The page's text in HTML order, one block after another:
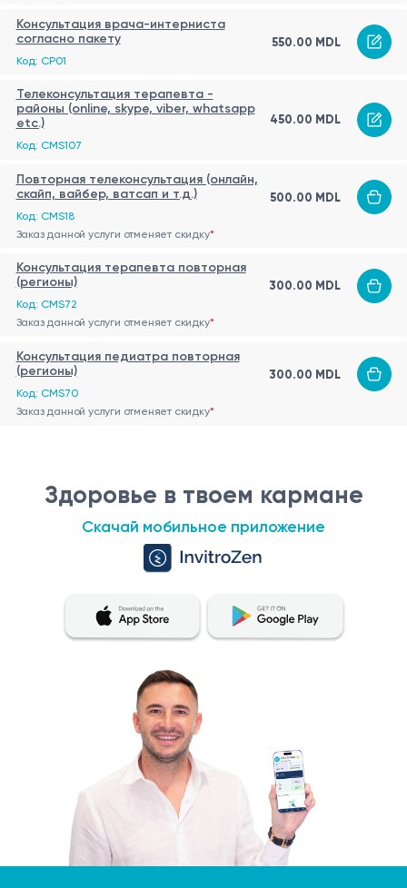
Консультация врача-интерниста
согласно пакету
Код: CP01
550.00 MDL
Телеконсультация терапевта -
районы (online, skype, viber, whatsapp
etc.)
Код: CMS107
450.00 MDL
Повторная телеконсультация (онлайн,
скайп, вайбер, ватсап и т.д.)
Код: CMS18
500.00 MDL
Заказ данной услуги отменяет скидку*
Консультация терапевта повторная
(регионы)
Код: CMS72
300.00 MDL
Заказ данной услуги отменяет скидку*
Консультация педиатра повторная
(регионы)
Код: CMS70
300.00 MDL
Заказ данной услуги отменяет скидку*
Здоровье в твоем кармане
Скачай мобильное приложение